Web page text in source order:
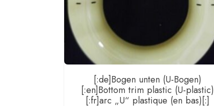
[:de]Bogen unten (U-Bogen)
[:en]Bottom trim plastic (U-plastic)
[:fr]arc „U“ plastique (en bas)[:]